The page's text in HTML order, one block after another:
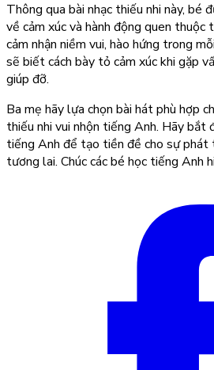
Thông qua bài nhạc thiếu nhi này, bé
về cảm xúc và hành động quen thuộc
cảm nhận niềm vui, hào hứng trong
sẽ biết cách bày tỏ cảm xúc khi gặp
giúp đỡ.
Ba mẹ hãy lựa chọn bài hát phù hợp
thiếu nhi vui nhộn tiếng Anh. Hãy bắt
tiếng Anh để tạo tiền đề cho sự phát
tương lai. Chúc các bé học tiếng Anh